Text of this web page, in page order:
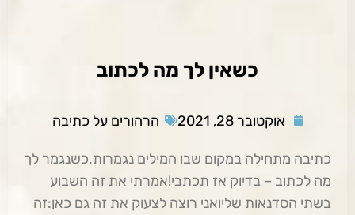
כשאין לך מה לכתוב
אוקטובר 28, 2021 הרהורים על כתיבה
כתיבה מתחילה במקום שבו המילים נגמרות.כשנגמר לך
מה לכתוב – בדיוק אז תכתבי!אמרתי את זה השבוע
בשתי הסדנאות שליואני רוצה לצעוק את זה גם כאן:זה